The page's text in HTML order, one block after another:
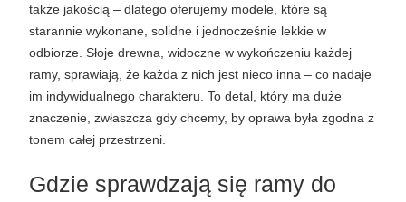
także jakością – dlatego oferujemy modele, które są
starannie wykonane, solidne i jednocześnie lekkie w
odbiorze. Słoje drewna, widoczne w wykończeniu każdej
ramy, sprawiają, że każda z nich jest nieco inna – co nadaje
im indywidualnego charakteru. To detal, który ma duże
znaczenie, zwłaszcza gdy chcemy, by oprawa była zgodna z
tonem całej przestrzeni.
Gdzie sprawdzają się ramy do